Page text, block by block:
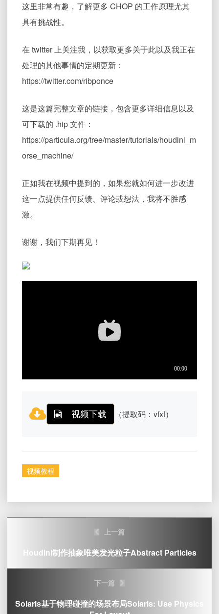
这里非常有趣，了解更多 CHOP 的工作原理尤其
具有挑战性。
在 twitter 上关注我，以获取更多关于此以及我正在
处理的其他事情的定期更新：
https://twitter.com/ribponce
这是这篇完整文章的链接，包含更多详细信息以及
可下载的 .hip 文件：
https://particula.org/tree/master/tutorials/houdini_m
orse_machine/
正如我在视频中提到的，如果您就如何进一步改进
这一点提供任何反馈、评论或想法，我将不胜感
激。
谢谢，我们下期再见！
视频下载 （提取码：vfxf）
视频教程
上一篇
Houdini制作抽象唯美发光粒子Abstract Particles
下一篇
Solaris基于物理碰撞的场景布局Solaris: Use Physics